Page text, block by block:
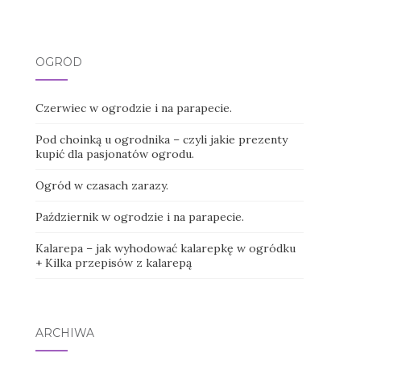
OGRÓD
Czerwiec w ogrodzie i na parapecie.
Pod choinką u ogrodnika – czyli jakie prezenty
kupić dla pasjonatów ogrodu.
Ogród w czasach zarazy.
Październik w ogrodzie i na parapecie.
Kalarepa – jak wyhodować kalarepkę w ogródku
+ Kilka przepisów z kalarepą
ARCHIWA